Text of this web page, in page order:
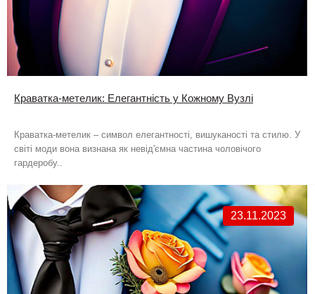
Краватка-метелик: Елегантність у Кожному Вузлі
Краватка-метелик – символ елегантності, вишуканості та стилю. У
світі моди вона визнана як невід'ємна частина чоловічого
гардеробу..
23.11.2023